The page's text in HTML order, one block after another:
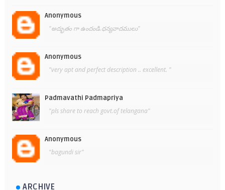
Anonymous
"అద్భుతం గా ఉందండి.ధన్యవాదములు"
Anonymous
"very apt and perfect description .. excellent. "
Padmavathi Padmapriya
"pls share to reach govt.of telangana"
Anonymous
"bagundi sir"
ARCHIVE